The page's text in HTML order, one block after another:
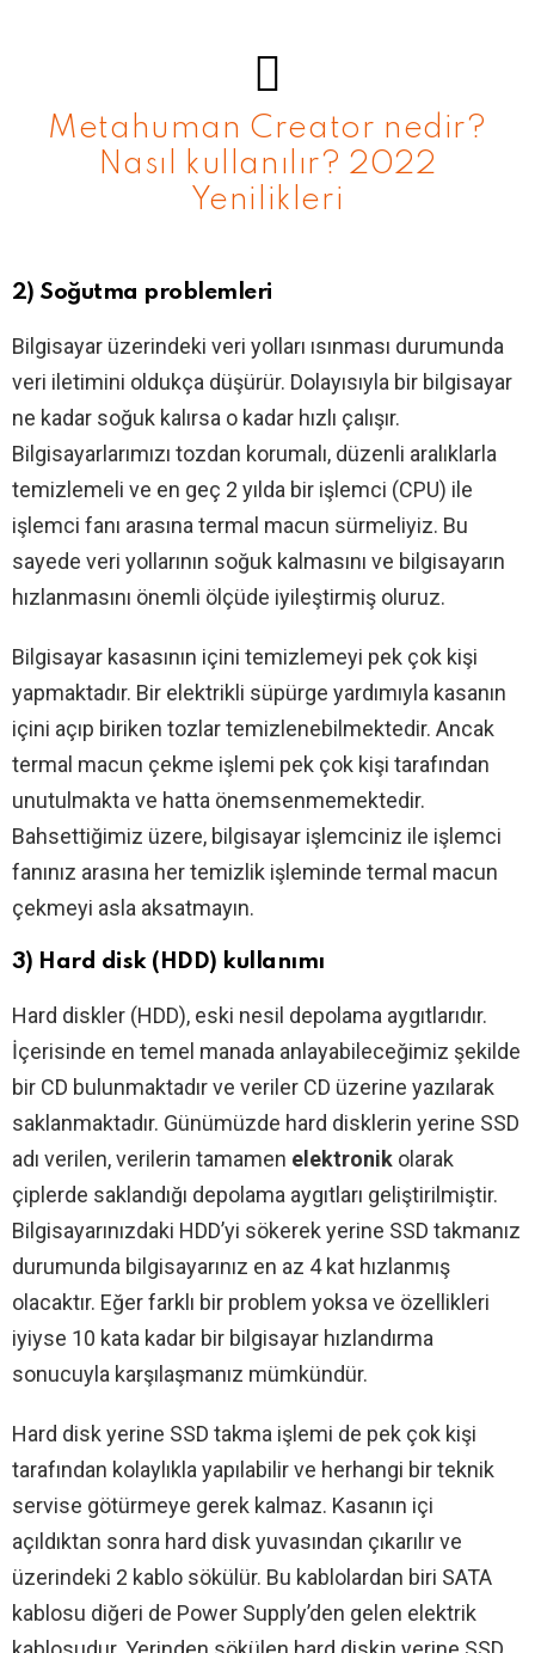
Metahuman Creator nedir?
Nasıl kullanılır? 2022
Yenilikleri
2) Soğutma problemleri
Bilgisayar üzerindeki veri yolları ısınması durumunda
veri iletimini oldukça düşürür. Dolayısıyla bir bilgisayar
ne kadar soğuk kalırsa o kadar hızlı çalışır.
Bilgisayarlarımızı tozdan korumalı, düzenli aralıklarla
temizlemeli ve en geç 2 yılda bir işlemci (CPU) ile
işlemci fanı arasına termal macun sürmeliyiz. Bu
sayede veri yollarının soğuk kalmasını ve bilgisayarın
hızlanmasını önemli ölçüde iyileştirmiş oluruz.
Bilgisayar kasasının içini temizlemeyi pek çok kişi
yapmaktadır. Bir elektrikli süpürge yardımıyla kasanın
içini açıp biriken tozlar temizlenebilmektedir. Ancak
termal macun çekme işlemi pek çok kişi tarafından
unutulmakta ve hatta önemsenmemektedir.
Bahsettiğimiz üzere, bilgisayar işlemciniz ile işlemci
fanınız arasına her temizlik işleminde termal macun
çekmeyi asla aksatmayın.
3) Hard disk (HDD) kullanımı
Hard diskler (HDD), eski nesil depolama aygıtlarıdır.
İçerisinde en temel manada anlayabileceğimiz şekilde
bir CD bulunmaktadır ve veriler CD üzerine yazılarak
saklanmaktadır. Günümüzde hard disklerin yerine SSD
adı verilen, verilerin tamamen elektronik olarak
çiplerde saklandığı depolama aygıtları geliştirilmiştir.
Bilgisayarınızdaki HDD’yi sökerek yerine SSD takmanız
durumunda bilgisayarınız en az 4 kat hızlanmış
olacaktır. Eğer farklı bir problem yoksa ve özellikleri
iyiyse 10 kata kadar bir bilgisayar hızlandırma
sonucuyla karşılaşmanız mümkündür.
Hard disk yerine SSD takma işlemi de pek çok kişi
tarafından kolaylıkla yapılabilir ve herhangi bir teknik
servise götürmeye gerek kalmaz. Kasanın içi
açıldıktan sonra hard disk yuvasından çıkarılır ve
üzerindeki 2 kablo sökülür. Bu kablolardan biri SATA
kablosu diğeri de Power Supply’den gelen elektrik